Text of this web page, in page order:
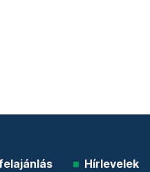
Hírlevelek